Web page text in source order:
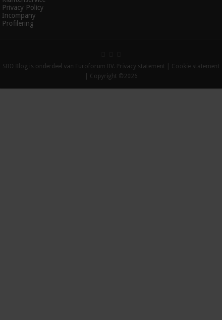
Privacy Policy
Incompany
Profilering
SBO Blog is onderdeel van Euroforum BV. Privacy statement
Cookie statement
| Copyright ©2026